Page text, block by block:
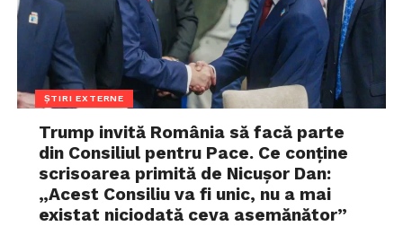
ȘTIRI EXTERNE
Trump invită România să facă parte
din Consiliul pentru Pace. Ce conține
scrisoarea primită de Nicușor Dan:
„Acest Consiliu va fi unic, nu a mai
existat niciodată ceva asemănător”